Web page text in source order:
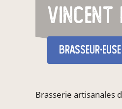
vincent
brasseur·euse
Brasserie artisanales